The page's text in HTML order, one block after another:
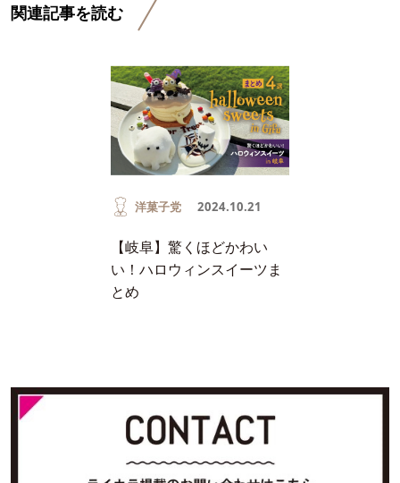
関連記事を読む
洋菓子党 2024.10.21
【岐阜】驚くほどかわい
い！ハロウィンスイーツま
とめ